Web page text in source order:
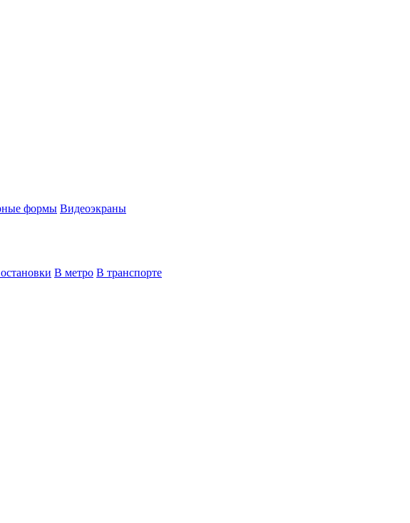
формы Видеоэкраны
В метро В транспорте